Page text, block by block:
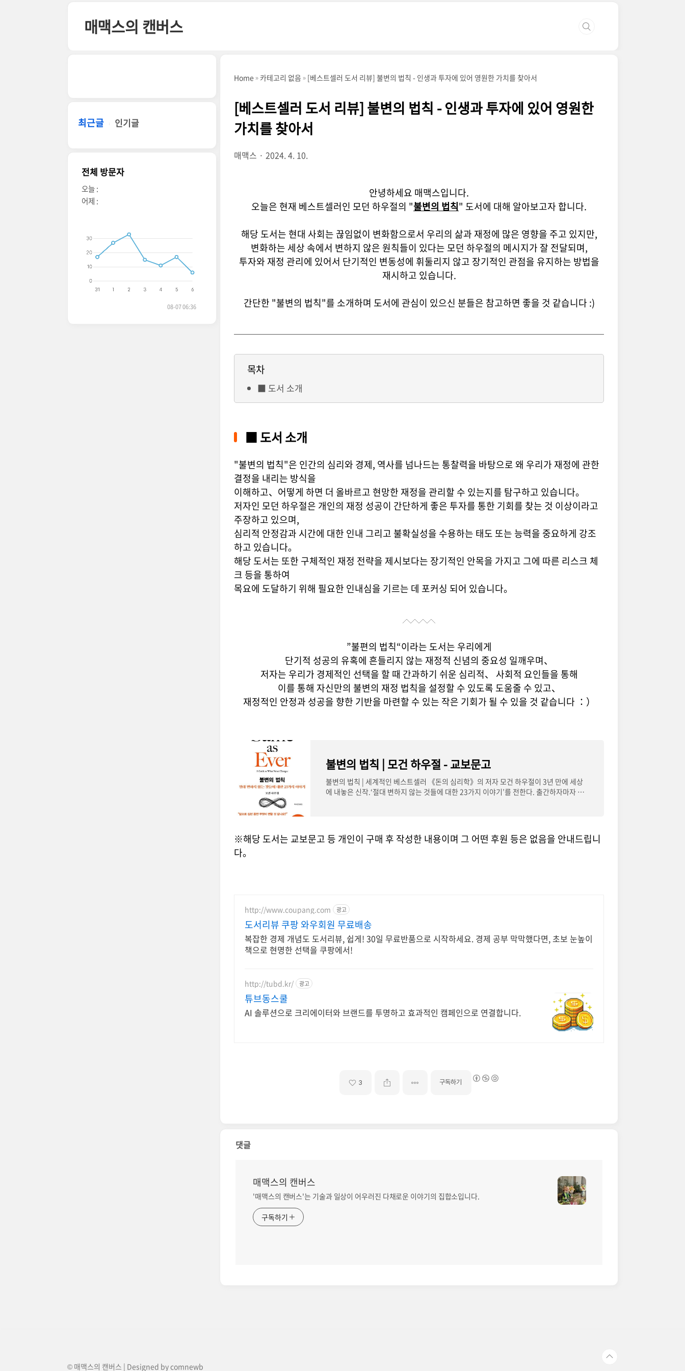
매맥스의 캔버스
Home 카테고리 없음 [베스트셀러 도서 리뷰] 불변의 법칙 - 인생과 투자에 있어 영원한 가치를 찾아서
[베스트셀러 도서 리뷰] 불변의 법칙 - 인생과 투자에 있어 영원한
가치를 찾아서
매맥스 2024. 4. 10.
안녕하세요 매맥스입니다.
오늘은 현재 베스트셀러인 모던 하우절의 "불변의 법칙" 도서에 대해 알아보고자 합니다.
해당 도서는 현대 사회는 끊임없이 변화함으로서 우리의 삶과 재정에 많은 영향을 주고 있지만,
변화하는 세상 속에서 변하지 않은 원칙들이 있다는 모던 하우절의 메시지가 잘 전달되며,
투자와 재정 관리에 있어서 단기적인 변동성에 휘둘리지 않고 장기적인 관점을 유지하는 방법을
재시하고 있습니다.
간단한 "불변의 법칙"를 소개하며 도서에 관심이 있으신 분들은 참고하면 좋을 것 같습니다 :)
목차
■ 도서 소개
■ 도서 소개
"불변의 법칙"은 인간의 심리와 경제, 역사를 넘나드는 통찰력을 바탕으로 왜 우리가 재정에 관한
결정을 내리는 방식을
이해하고、어떻게 하면 더 올바르고 현망한 재정을 관리할 수 있는지를 탐구하고 있습니다。
저자인 모던 하우절은 개인의 재정 성공이 간단하게 좋은 투자를 통한 기회를 찾는 것 이상이라고
주장하고 있으며,
심리적 안정감과 시간에 대한 인내 그리고 불확실성을 수용하는 태도 또는 능력을 중요하게 강조
하고 있습니다。
해당 도서는 또한 구체적인 재정 전략을 제시보다는 장기적인 안목을 가지고 그에 따른 리스크 체
크 등을 통하여
목요에 도달하기 위해 필요한 인내심을 기르는 데 포커싱 되어 있습니다。
”불편의 법칙“이라는 도서는 우리에게
단기적 성공의 유혹에 흔들리지 않는 재정적 신념의 중요성 일깨우며、
저자는 우리가 경제적인 선택을 할 때 간과하기 쉬운 심리적、 사회적 요인들을 통해
이를 통해 자신만의 불변의 재정 법칙을 설정할 수 있도록 도움줄 수 있고、
재정적인 안정과 성공을 향한 기반을 마련할 수 있는 작은 기회가 될 수 있을 것 같습니다 ：）
불변의 법칙 | 모건 하우절 - 교보문고
불변의 법칙 | 세계적인 베스트셀러 《돈의 심리학》의 저자 모건 하우절이 3년 만에 세상
에 내놓은 신작.‘절대 변하지 않는 것들에 대한 23가지 이야기’를 전한다. 출간하자마자 아
※해당 도서는 교보문고 등 개인이 구매 후 작성한 내용이며 그 어떤 후원 등은 없음을 안내드립니
다。
http://www.coupang.com 광고
도서리뷰 쿠팡 와우회원 무료배송
복잡한 경제 개념도 도서리뷰, 쉽게! 30일 무료반품으로 시작하세요. 경제 공부 막막했다면, 초보 눈높이
책으로 현명한 선택을 쿠팡에서!
http://tubd.kr/ 광고
튜브동스쿨
AI 솔루션으로 크리에이터와 브랜드를 투명하고 효과적인 캠페인으로 연결합니다.
3 구독하기
댓글
매맥스의 캔버스
'매맥스의 캔버스'는 기술과 일상이 어우러진 다채로운 이야기의 집합소입니다.
구독하기
최근글 인기글
전체 방문자
오늘 :
어제 :
08-07 06:36
© 매맥스의 캔버스 | Designed bycomnewb